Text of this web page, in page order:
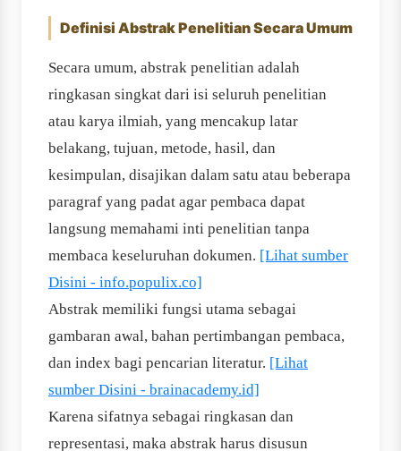
Definisi Abstrak Penelitian Secara Umum
Secara umum, abstrak penelitian adalah
ringkasan singkat dari isi seluruh penelitian
atau karya ilmiah, yang mencakup latar
belakang, tujuan, metode, hasil, dan
kesimpulan, disajikan dalam satu atau beberapa
paragraf yang padat agar pembaca dapat
langsung memahami inti penelitian tanpa
membaca keseluruhan dokumen. [Lihat sumber
Disini - info.populix.co]
Abstrak memiliki fungsi utama sebagai
gambaran awal, bahan pertimbangan pembaca,
dan index bagi pencarian literatur. [Lihat
sumber Disini - brainacademy.id]
Karena sifatnya sebagai ringkasan dan
representasi, maka abstrak harus disusun